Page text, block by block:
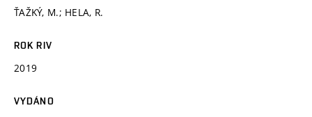
ŤAŽKÝ, M.; HELA, R.
ROK RIV
2019
VYDÁNO